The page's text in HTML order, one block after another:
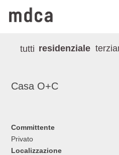
progetti
residenziale
tutti
Casa O+C
Committente
Privato
Localizzazione